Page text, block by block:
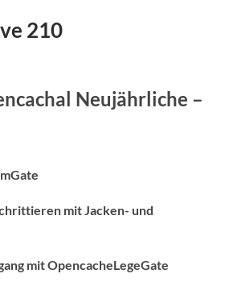
210
Neujährliche –
mit Jacken- und
mit OpencacheLegeGate